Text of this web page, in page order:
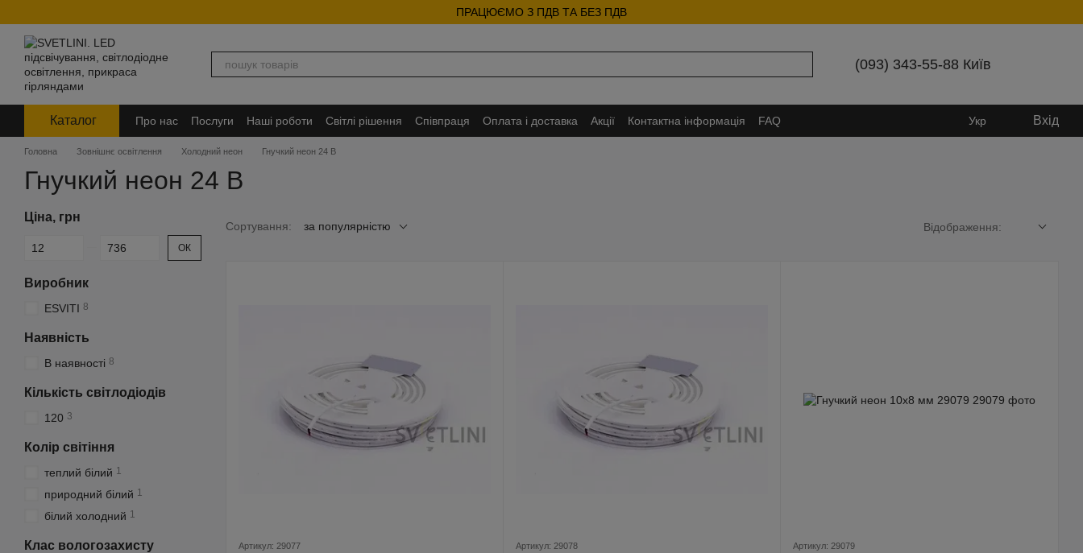
ПРАЦЮЄМО З ПДВ ТА БЕЗ ПДВ
(093) 343-55-88 Київ
Каталог Про нас Послуги Наші роботи Світлі рішення Співпраця Оплата і доставка Акції Контактна інформація FAQ Укр Вхід
Головна Зовнішнє освітлення Холодний неон Гнучкий неон 24 В
Гнучкий неон 24 В
Сортування: за популярністю Відображення:
Артикул: 29077 Артикул: 29078 Артикул: 29079
Ціна, грн
Від Ціна, грн
До Ціна, грн ОК
Виробник
ESVITI 8
Наявність
В наявності 8
Кількість світлодіодів
120 3
Колір світіння
теплий білий 1
природний білий 1
білий холодний 1
Клас вологозахисту